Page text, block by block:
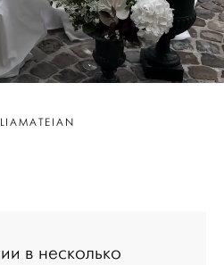
в несколько